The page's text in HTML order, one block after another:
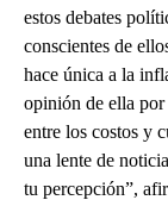
estos debates
conscientes de
hace única a la
opinión de ella
entre los costos y
una lente de
tu percepción”,